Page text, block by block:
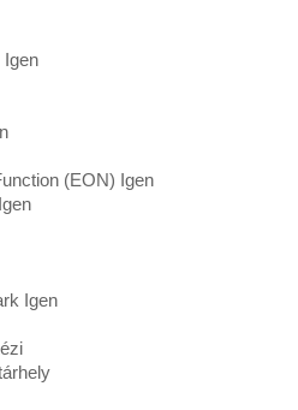
Igen
(EON) Igen
Igen